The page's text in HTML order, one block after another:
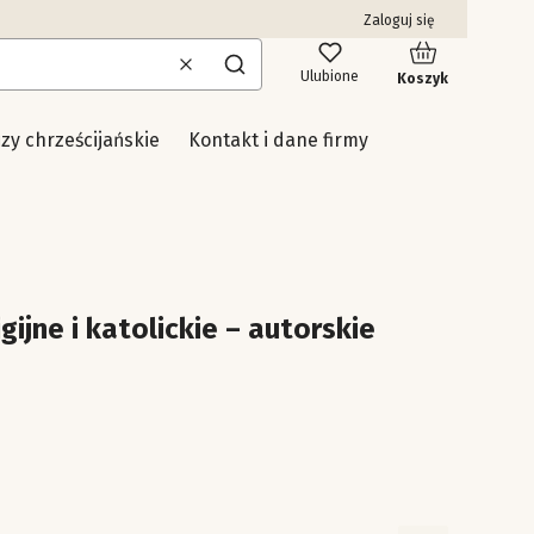
Zaloguj się
WyczyśćSzukaj Ulubione
Produkty w
Koszyk
chrześcijańskie Kontakt i dane firmy
i katolickie – autorskie